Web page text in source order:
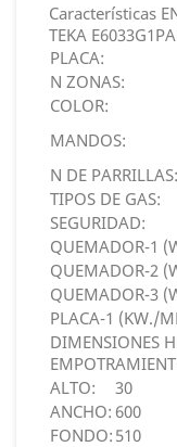
Características
TEKA
PLACA:
N ZONAS:
COLOR:
MANDOS:
N DE PARRILLAS:
TIPOS DE GAS:
SEGURIDAD:
QUEMADOR-1
QUEMADOR-2
QUEMADOR-3
PLACA-1 (KW./
DIMENSIONES
ALTO:
30
ANCHO: 600
FONDO: 510